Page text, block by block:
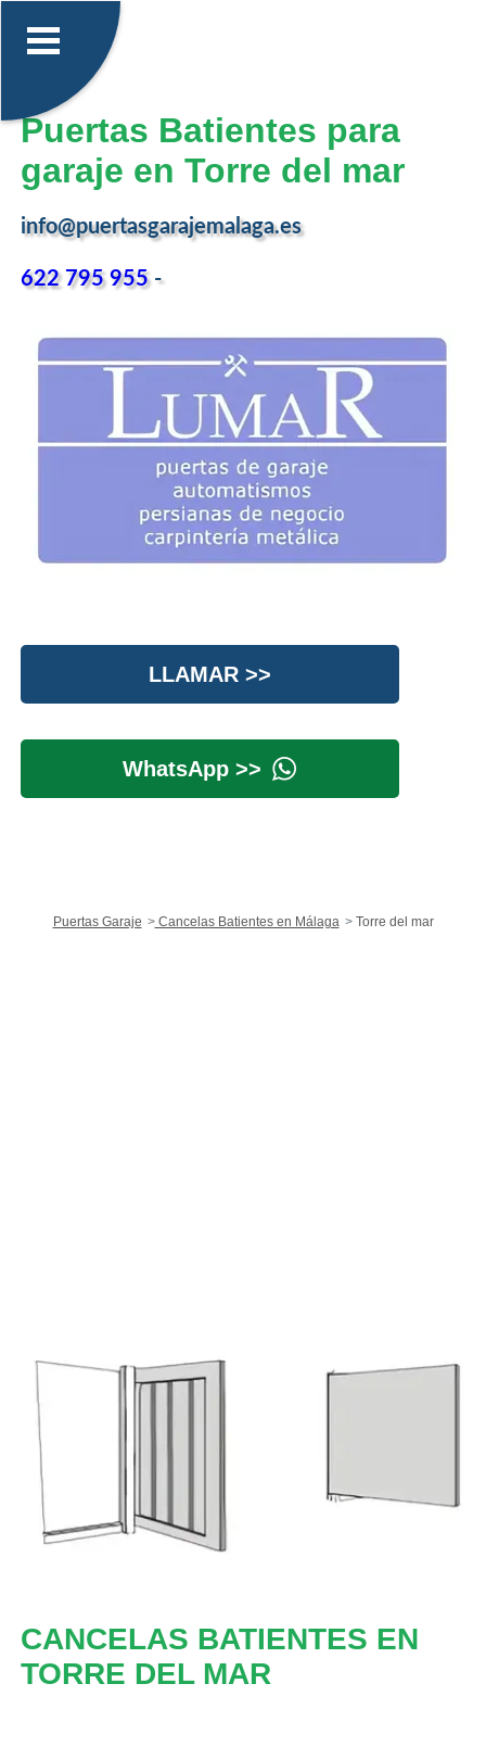
Puertas Batientes para
garaje en Torre del mar
info@puertasgarajemalaga.es
622 795 955-
LLAMAR >>
WhatsApp >>
Puertas Garaje Cancelas Batientes en Málaga Torre del mar
CANCELAS BATIENTES EN
TORRE DEL MAR